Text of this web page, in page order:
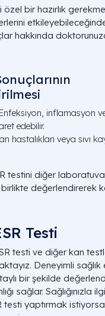
özel bir hazırlık
hakkında
inflamasyon
edebilir.
hastalıkları veya sıvı
testini diğer
değerlendirerek
Testi
testi ve diğer kan
Deneyimli
bir şekilde
sağlar. Sağlığınızla
testi yaptırmak